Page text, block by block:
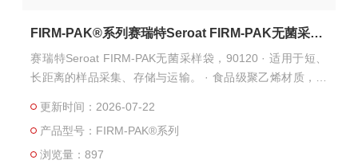
FIRM-PAK®系列赛瑞特Seroat FIRM-PAK无菌采样袋，90120
赛瑞特Seroat FIRM-PAK无菌采样袋，90120 · 适用于短、
长距离的样品采集、存储与运输。 · 食品级聚乙烯材质，透
避免污染袋内 · 防锈钢丝封口，重叠三次以上，可有效阻止
样品泄漏，易运输 · 独立的预“易撕口“密封线，确保使用前
袋内安全无菌 · 袋底采用ATED宽型焊接技术，防破裂
更新时间：2026-07-22
产品型号：FIRM-PAK®系列
浏览量：897